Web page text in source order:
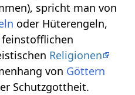
spricht man von
oder Hüterengeln,
feinstofflichen
Religionen
von Göttern
Schutzgottheit.